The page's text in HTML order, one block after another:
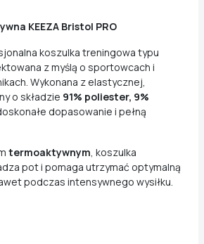
KEEZA Bristol PRO
koszulka treningowa typu
z myślą o sportowcach i
Wykonana z elastycznej,
o składzie 91% poliester, 9%
dopasowanie i pełną
termoaktywnym , koszulka
pot i pomaga utrzymać optymalną
podczas intensywnego wysiłku.